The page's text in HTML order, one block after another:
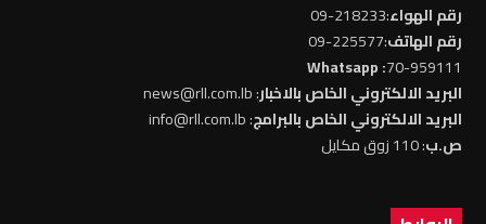
رقم الهواء:218233-09
رقم الهاتف:225577-09
70-959111
: Whatsapp
البريد الالكتروني الخاص بالاخبار: news@rll.com.lb
البريد الالكتروني الخاص بالبرامج: info@rll.com.lb
ص.ب: 110 زوق مكايل